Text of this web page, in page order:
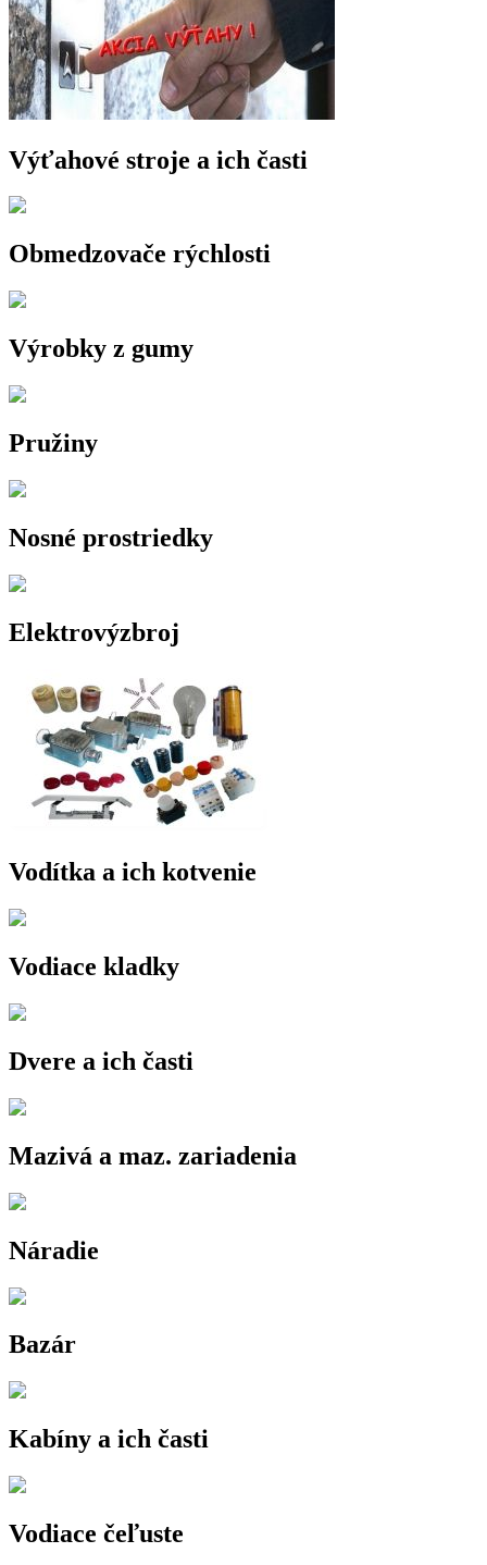
Výťahové stroje a ich časti
Obmedzovače rýchlosti
Výrobky z gumy
Pružiny
Nosné prostriedky
Elektrovýzbroj
Vodítka a ich kotvenie
Vodiace kladky
Dvere a ich časti
Mazivá a maz. zariadenia
Náradie
Bazár
Kabíny a ich časti
Vodiace čeľuste